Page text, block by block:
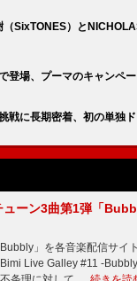
SixTONES）と
登場、プーマのキャンペ
戦に長期密着、初の単独
ューン3曲第1弾「
」を各音楽配信サ
Live Galley #11 -